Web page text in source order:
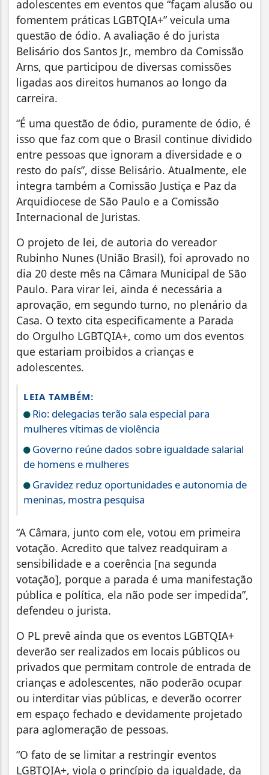
adolescentes em eventos que “façam alusão ou
fomentem práticas LGBTQIA+” veicula uma
questão de ódio. A avaliação é do jurista
Belisário dos Santos Jr., membro da Comissão
Arns, que participou de diversas comissões
ligadas aos direitos humanos ao longo da
carreira.
“É uma questão de ódio, puramente de ódio, é
isso que faz com que o Brasil continue dividido
entre pessoas que ignoram a diversidade e o
resto do país”, disse Belisário. Atualmente, ele
integra também a Comissão Justiça e Paz da
Arquidiocese de São Paulo e a Comissão
Internacional de Juristas.
O projeto de lei, de autoria do vereador
Rubinho Nunes (União Brasil), foi aprovado no
dia 20 deste mês na Câmara Municipal de São
Paulo. Para virar lei, ainda é necessária a
aprovação, em segundo turno, no plenário da
Casa. O texto cita especificamente a Parada
do Orgulho LGBTQIA+, como um dos eventos
que estariam proibidos a crianças e
adolescentes.
LEIA TAMBÉM:
Rio: delegacias terão sala especial para
mulheres vítimas de violência
Governo reúne dados sobre igualdade salarial
de homens e mulheres
Gravidez reduz oportunidades e autonomia de
meninas, mostra pesquisa
“A Câmara, junto com ele, votou em primeira
votação. Acredito que talvez readquiram a
sensibilidade e a coerência [na segunda
votação], porque a parada é uma manifestação
pública e política, ela não pode ser impedida”,
defendeu o jurista.
O PL prevê ainda que os eventos LGBTQIA+
deverão ser realizados em locais públicos ou
privados que permitam controle de entrada de
crianças e adolescentes, não poderão ocupar
ou interditar vias públicas, e deverão ocorrer
em espaço fechado e devidamente projetado
para aglomeração de pessoas.
“O fato de se limitar a restringir eventos
LGBTQIA+, viola o princípio da igualdade, da